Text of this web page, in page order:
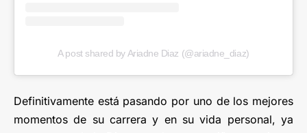
A post shared by Ariadne Diaz (@ariadne_diaz)
Definitivamente está pasando por uno de los mejores
momentos de su carrera y en su vida personal, ya